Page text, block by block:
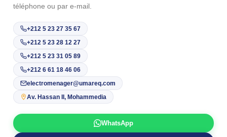
téléphone ou par e-mail.
+212 5 23 27 35 67
+212 5 23 28 12 27
+212 5 23 31 05 89
+212 6 61 18 46 06
electromenager@umareq.com
Av. Hassan II, Mohammedia
WhatsApp